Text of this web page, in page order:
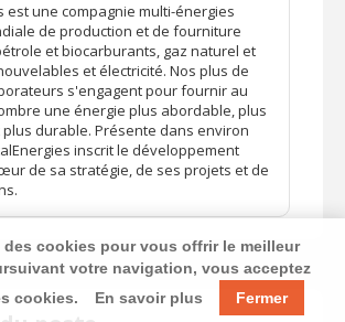
est une compagnie multi-énergies
de production et de fourniture
et biocarburants, gaz naturel et
et électricité. Nos plus de
s'engagent pour fournir au
une énergie plus abordable, plus
durable. Présente dans environ
inscrit le développement
de sa stratégie, de ses projets et de
cookies pour vous offrir le meilleur
votre navigation, vous acceptez
cookies.
En savoir plus Fermer